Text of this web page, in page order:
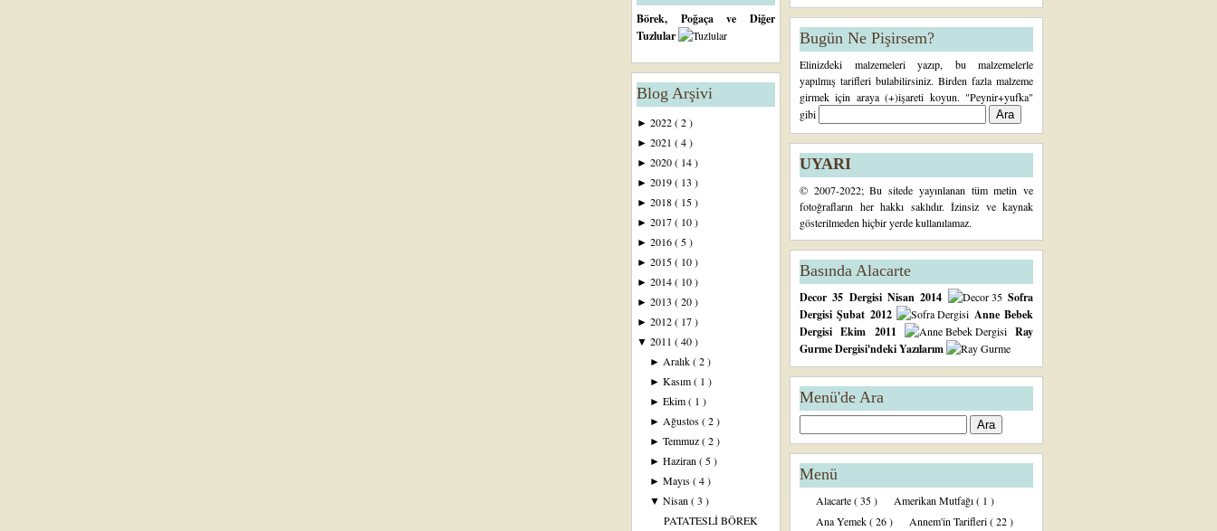
Börek, Poğaça ve Diğer
Tuzlular
Blog Arşivi
► 2022( 2 )
► 2021 ( 4 )
► 2020( 14 )
► 2019( 13 )
► 2018( 15 )
► 2017( 10 )
► 2016( 5 )
► 2015( 10 )
► 2014( 10 )
► 2013 ( 20 )
► 2012( 17 )
▼ 2011 ( 40 )
►Aralık( 2 )
►Kasım( 1 )
►Ekim( 1 )
►Ağustos( 2 )
►Temmuz( 2 )
►Haziran( 5 )
►Mayıs( 4 )
▼Nisan( 3 )
PATATESLİ BÖREK
Bugün Ne Pişirsem?
Elinizdeki malzemeleri yazıp, bu malzemelerle
yapılmış tarifleri bulabilirsiniz. Birden fazla malzeme
girmek için araya (+)işareti koyun. "Peynir+yufka"
gibi
UYARI
© 2007-2022; Bu sitede yayınlanan tüm metin ve
fotoğrafların her hakkı saklıdır. İzinsiz ve kaynak
gösterilmeden hiçbir yerde kullanılamaz.
Basında Alacarte
Decor 35 Dergisi Nisan 2014
Sofra
Dergisi Şubat 2012
Anne Bebek
Dergisi Ekim 2011
Ray
Gurme Dergisi'ndeki Yazılarım
Menü'de Ara
Menü
Alacarte( 35 ) Amerikan Mutfağı( 1 )
Ana Yemek( 26 ) Annem'in Tarifleri( 22 )